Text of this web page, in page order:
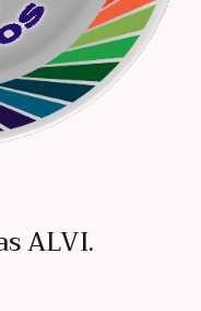
ALVI.